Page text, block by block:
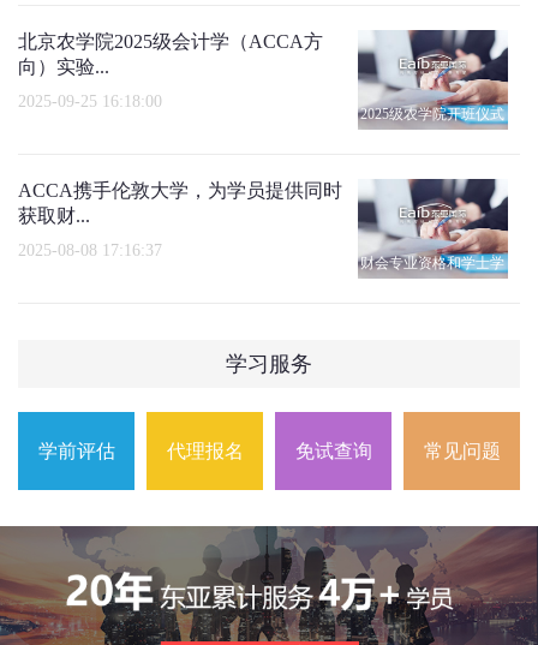
2025级农学院开班仪式
北京农学院2025级会计学（ACCA方
向）实验...
2025-09-25 16:18:00
财会专业资格和学士学
ACCA携手伦敦大学，为学员提供同时
获取财...
2025-08-08 17:16:37
学习服务
学前评估 代理报名 免试查询 常见问题